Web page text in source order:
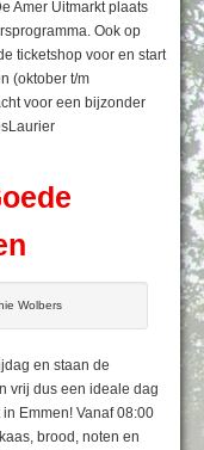
Amer Uitmarkt plaats
Ook op
ticketshop voor en start
(oktober t/m
voor een bijzonder
Wolbers
en staan de
vrij dus een ideale dag
Emmen! Vanaf 08:00
brood, noten en